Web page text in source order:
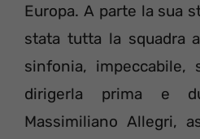
Europa. A parte la sua
stata tutta la squadra
sinfonia, impeccabile,
dirigerla prima e
Massimiliano Allegri,